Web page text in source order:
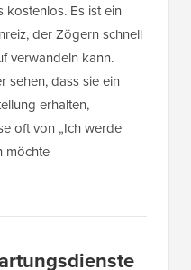
kostenlos. Es ist ein
der Zögern schnell
verwandeln kann.
sehen, dass sie ein
erhalten,
oft von „Ich werde
möchte